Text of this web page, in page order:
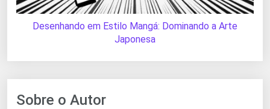
Desenhando em Estilo Mangá: Dominando a Arte
Japonesa
Sobre o Autor